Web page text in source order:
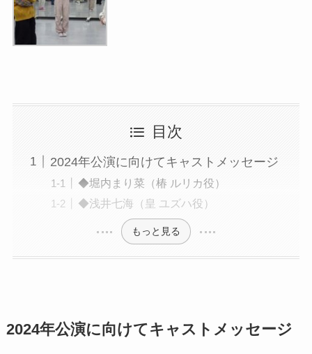
目次
2024年公演に向けてキャストメッセージ
◆堀内まり菜（椿 ルリカ役）
◆浅井七海（皇 ユズハ役）
もっと見る
2024年公演に向けてキャストメッセージ